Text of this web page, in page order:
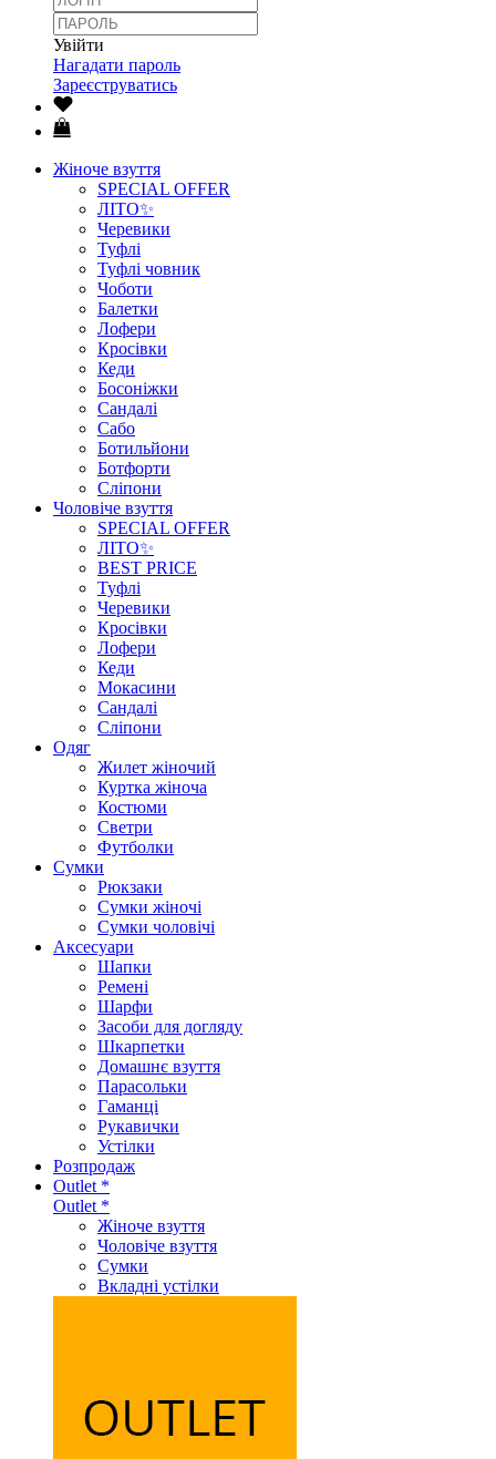
Увійти
Нагадати пароль
Зареєструватись
Жіноче взуття
SPECIAL OFFER
ЛІТО✨
Черевики
Туфлі
Туфлі човник
Чоботи
Балетки
Лофери
Кросівки
Кеди
Босоніжки
Сандалі
Сабо
Ботильйони
Ботфорти
Сліпони
Чоловіче взуття
SPECIAL OFFER
ЛІТО✨
BEST PRICE
Туфлі
Черевики
Кросівки
Лофери
Кеди
Мокасини
Сандалі
Сліпони
Одяг
Жилет жіночий
Куртка жіноча
Костюми
Светри
Футболки
Сумки
Рюкзаки
Сумки жіночі
Сумки чоловічі
Аксеcуари
Шапки
Ремені
Шарфи
Засоби для догляду
Шкарпетки
Домашнє взуття
Парасольки
Гаманці
Рукавички
Устілки
Розпродаж
Outlet *
Outlet *
Жіноче взуття
Чоловіче взуття
Сумки
Вкладні устілки